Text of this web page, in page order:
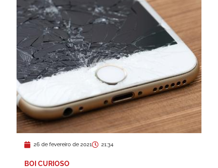
26 de fevereiro de 2021 21:34
BOI CURIOSO